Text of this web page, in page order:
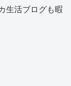
生活ブログも暇